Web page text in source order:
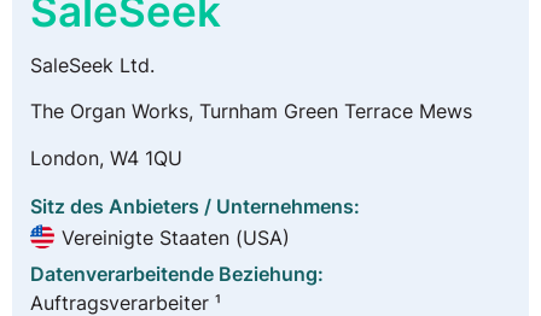
SaleSeek
SaleSeek Ltd.
The Organ Works, Turnham Green Terrace Mews
London, W4 1QU
Sitz des Anbieters / Unternehmens:
Vereinigte Staaten (USA)
Datenverarbeitende Beziehung:
Auftragsverarbeiter ¹